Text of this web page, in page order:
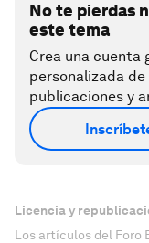
No te pierdas
este tema
Crea una cuenta
personalizada
publicaciones y
Licencia y
Los artículos del Foro